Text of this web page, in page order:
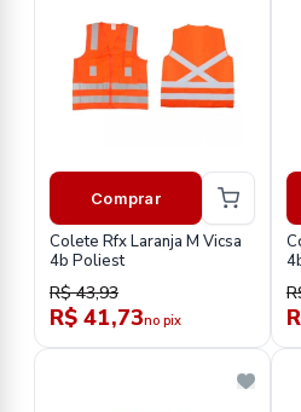
Comprar
Colete Rfx Laranja M Vicsa
4b Poliest
R$ 43,93
R$ 41,73no pix